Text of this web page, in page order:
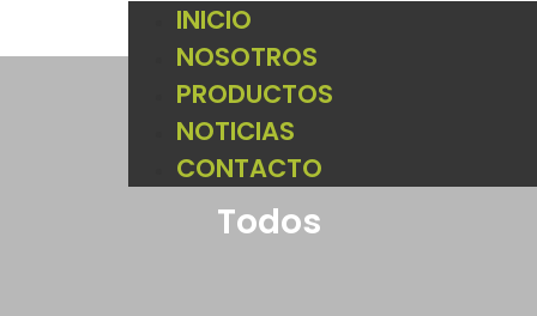
INICIO
NOSOTROS
PRODUCTOS
NOTICIAS
CONTACTO
Todos